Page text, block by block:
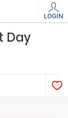
LOGIN
Day